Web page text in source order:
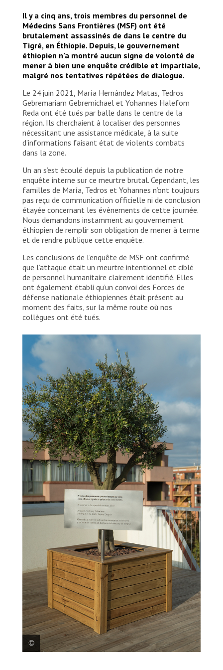
Il y a cinq ans, trois membres du personnel de
Médecins Sans Frontières (MSF) ont été
brutalement assassinés de dans le centre du
Tigré, en Éthiopie. Depuis, le gouvernement
éthiopien n’a montré aucun signe de volonté de
mener à bien une enquête crédible et impartiale,
malgré nos tentatives répétées de dialogue.
Le 24 juin 2021, María Hernández Matas, Tedros
Gebremariam Gebremichael et Yohannes Halefom
Reda ont été tués par balle dans le centre de la
région. Ils cherchaient à localiser des personnes
nécessitant une assistance médicale, à la suite
d’informations faisant état de violents combats
dans la zone.
Un an s’est écoulé depuis la publication de notre
enquête interne sur ce meurtre brutal. Cependant, les
familles de María, Tedros et Yohannes n’ont toujours
pas reçu de communication officielle ni de conclusion
étayée concernant les évènements de cette journée.
Nous demandons instamment au gouvernement
éthiopien de remplir son obligation de mener à terme
et de rendre publique cette enquête.
Les conclusions de l’enquête de MSF ont confirmé
que l’attaque était un meurtre intentionnel et ciblé
de personnel humanitaire clairement identifié. Elles
ont également établi qu’un convoi des Forces de
défense nationale éthiopiennes était présent au
moment des faits, sur la même route où nos
collègues ont été tués.